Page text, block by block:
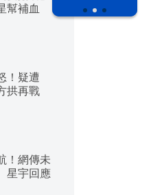
幫補血
！疑遭
拱再戰
！網傳未
星宇回應